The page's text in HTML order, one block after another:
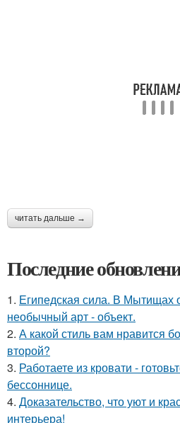
читать дальше →
Последние
1. Египедская сила. В Мытищах
необычный арт - объект.
2. А какой стиль вам нравится
второй?
3. Работаете из кровати -
бессоннице.
4. Доказательство, что уют и
интерьера!